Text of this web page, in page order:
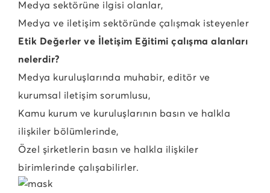
Medya sektörüne ilgisi olanlar,
Medya ve iletişim sektöründe çalışmak isteyenler
Etik Değerler ve İletişim Eğitimi çalışma alanları
nelerdir?
Medya kuruluşlarında muhabir, editör ve
kurumsal iletişim sorumlusu,
Kamu kurum ve kuruluşlarının basın ve halkla
ilişkiler bölümlerinde,
Özel şirketlerin basın ve halkla ilişkiler
birimlerinde çalışabilirler.